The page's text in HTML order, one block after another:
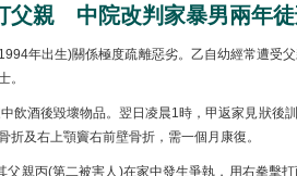
父親 中院改判家暴男兩年徒
年出生)關係極度疏離惡劣。乙自幼經常遭受
。
酒後毀壞物品。翌日凌晨1時，甲返家見狀後
折及右上顎竇右前壁骨折，需一個月康復。
親丙(第二被害人)在家中發生爭執，用右拳擊